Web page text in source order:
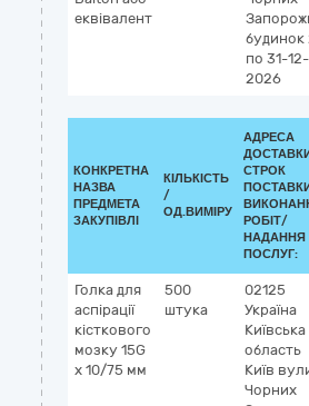
еквівалент
будинок
по 31-12-
2026
КОНКРЕТНА
НАЗВА
ПРЕДМЕТА
ЗАКУПІВЛІ
КІЛЬКІСТЬ
/
ОД.ВИМІРУ
АДРЕСА
СТРОК
РОБІТ/
НАДАННЯ
ПОСЛУГ:
Голка для
аспірації
кісткового
мозку 15G
x 10/75 мм
500
штука
02125
Україна
Київська
область
Київ
Чорних